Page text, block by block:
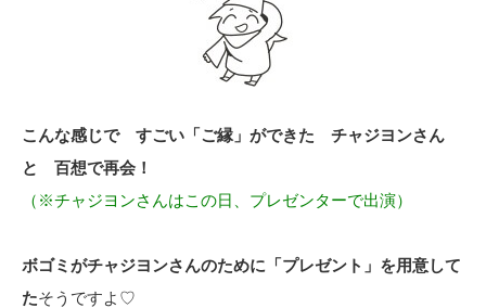
こんな感じで すごい「ご縁」ができた チャジヨンさん
と 百想で再会！
（※チャジヨンさんはこの日、プレゼンターで出演）
ボゴミがチャジヨンさんのために「プレゼント」を用意して
たそうですよ♡